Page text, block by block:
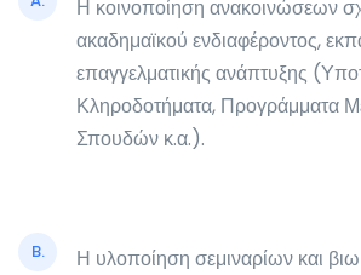
Η κοινοποίηση ανακοινώσεων
ακαδημαϊκού ενδιαφέροντος,
επαγγελματικής ανάπτυξης
Κληροδοτήματα, Προγράμματα
Σπουδών κ.α.).
B.
Η υλοποίηση σεμιναρίων και